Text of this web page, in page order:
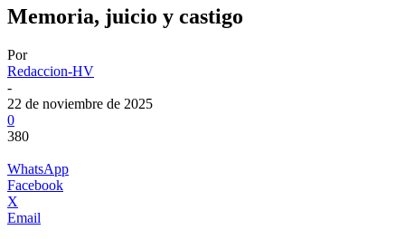
Memoria, juicio y castigo
Por
Redaccion-HV
-
22 de noviembre de 2025
0
380
WhatsApp
Facebook
X
Email